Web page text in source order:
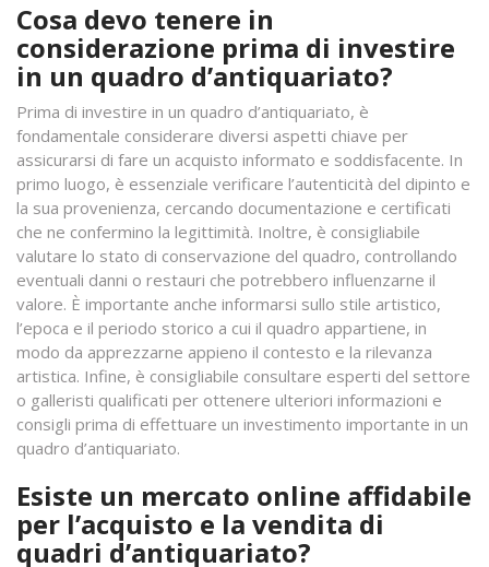
Cosa devo tenere in
considerazione prima di investire
in un quadro d’antiquariato?
Prima di investire in un quadro d’antiquariato, è
fondamentale considerare diversi aspetti chiave per
assicurarsi di fare un acquisto informato e soddisfacente. In
primo luogo, è essenziale verificare l’autenticità del dipinto e
la sua provenienza, cercando documentazione e certificati
che ne confermino la legittimità. Inoltre, è consigliabile
valutare lo stato di conservazione del quadro, controllando
eventuali danni o restauri che potrebbero influenzarne il
valore. È importante anche informarsi sullo stile artistico,
l’epoca e il periodo storico a cui il quadro appartiene, in
modo da apprezzarne appieno il contesto e la rilevanza
artistica. Infine, è consigliabile consultare esperti del settore
o galleristi qualificati per ottenere ulteriori informazioni e
consigli prima di effettuare un investimento importante in un
quadro d’antiquariato.
Esiste un mercato online affidabile
per l’acquisto e la vendita di
quadri d’antiquariato?